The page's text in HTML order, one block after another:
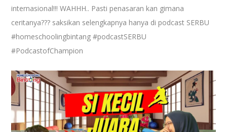
internasional!!! WAHHH.. Pasti penasaran kan gimana
ceritanya??? saksikan selengkapnya hanya di podcast SERBU
#homeschoolingbintang #podcastSERBU
#PodcastofChampion